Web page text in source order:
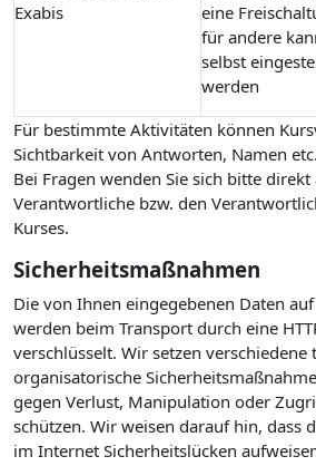
Exabis
eine
für andere
selbst
werden
Für bestimmte Aktivitäten können
Sichtbarkeit von Antworten, Namen
Bei Fragen wenden Sie sich bitte direkt
Verantwortliche bzw. den
Kurses.
Sicherheitsmaßnahmen
Die von Ihnen eingegebenen Daten
werden beim Transport durch eine
verschlüsselt. Wir setzen verschiedene
organisatorische
gegen Verlust, Manipulation oder
schützen. Wir weisen darauf hin, dass
im Internet Sicherheitslücken